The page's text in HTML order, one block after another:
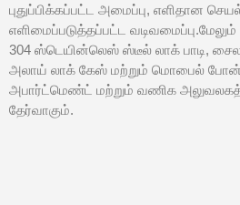
புதுப்பிக்கப்பட்ட அமைப்பு, எளிதான
எளிமைப்படுத்தப்பட்ட
304 ஸ்டெயின்லெஸ் ஸ்டீல் லாக் பாடி,
அலாய் லாக் கேஸ் மற்றும் மொபைல்
அபார்ட்மெண்ட் மற்றும் வணிக
தேர்வாகும்.